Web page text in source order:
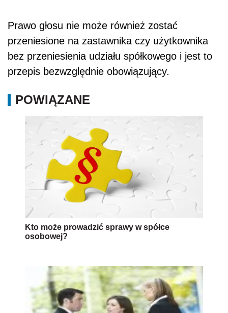
Prawo głosu nie może również zostać
przeniesione na zastawnika czy użytkownika
bez przeniesienia udziału spółkowego i jest to
przepis bezwzględnie obowiązujący.
POWIĄZANE
Kto może prowadzić sprawy w spółce
osobowej?